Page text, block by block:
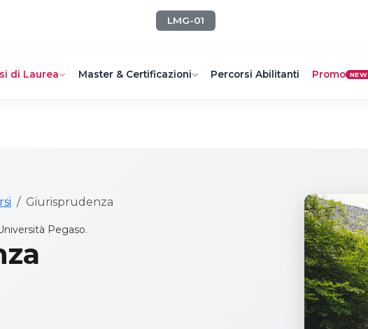
di Laurea Master & Certificazioni Percorsi Abilitanti Promo NEW
Giurisprudenza
LMG-01
Pegaso.